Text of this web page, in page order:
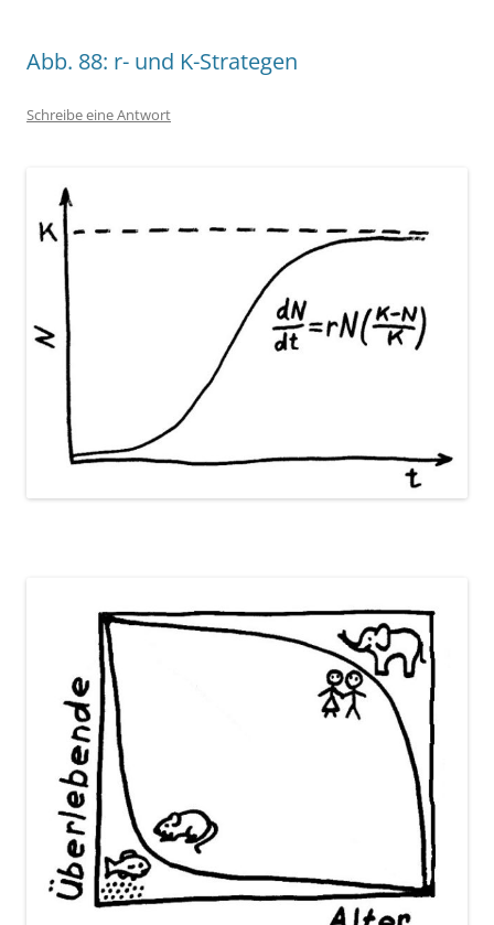
Abb. 88: r- und K-Strategen
Schreibe eine Antwort